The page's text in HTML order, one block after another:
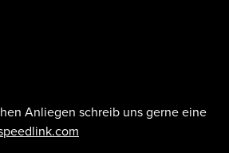
Anliegen schreib uns gerne eine